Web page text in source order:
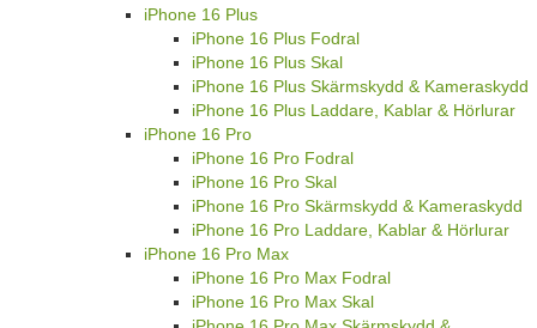
iPhone 16 Plus
iPhone 16 Plus Fodral
iPhone 16 Plus Skal
iPhone 16 Plus Skärmskydd & Kameraskydd
iPhone 16 Plus Laddare, Kablar & Hörlurar
iPhone 16 Pro
iPhone 16 Pro Fodral
iPhone 16 Pro Skal
iPhone 16 Pro Skärmskydd & Kameraskydd
iPhone 16 Pro Laddare, Kablar & Hörlurar
iPhone 16 Pro Max
iPhone 16 Pro Max Fodral
iPhone 16 Pro Max Skal